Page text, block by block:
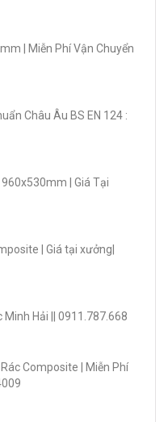
| Miễn Phí Vận Chuyển
Châu Âu BS EN 124 :
| Giá Tại
| Giá tại xưởng|
Hải || 0911.787.668
Composite | Miễn Phí